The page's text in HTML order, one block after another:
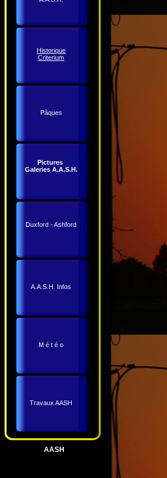
Historique
Criterium
Pâques
Pictures
Galeries A.A.S.H.
Duxford - Ashford
A.A.S.H. Infos
M é t é o
Travaux AASH
AASH